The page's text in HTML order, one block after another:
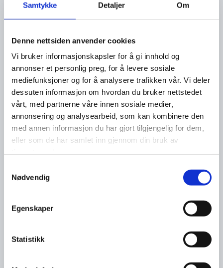
Samtykke Detaljer Om
Denne nettsiden anvender cookies
Vi bruker informasjonskapsler for å gi innhold og
annonser et personlig preg, for å levere sosiale
mediefunksjoner og for å analysere trafikken vår. Vi deler
dessuten informasjon om hvordan du bruker nettstedet
vårt, med partnerne våre innen sosiale medier,
annonsering og analysearbeid, som kan kombinere den
med annen informasjon du har gjort tilgjengelig for dem,
eller som de har samlet inn gjennom din bruk av
Nødvendig
Egenskaper
Statistikk